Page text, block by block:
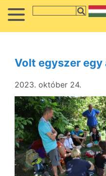
Volt egyszer egy
2023. október 24.